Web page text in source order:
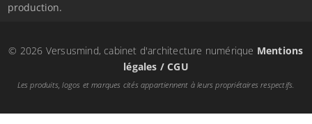
production.
© 2026 Versusmind, cabinet d'architecture numérique Mentions
légales / CGU
Les produits, logos et marques cités appartiennent à leurs propriétaires respectifs.